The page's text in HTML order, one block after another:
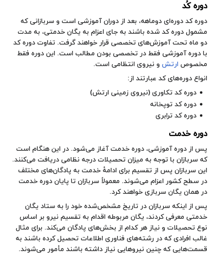
دوره کُد
دوره کد دوره‌ای دوماهه، بعد از دوران آموزشی است و سربازانی که
مشمول دوره کد شده باشند به جای اعزام به یگان خدمتی، به مدت
دو ماه تحت آموزش‌های تخصصی قرار خواهند گرفت. تفاوت دوره کد
با دوره آموزشی فقط در تخصصی بودن مطالب است. این دوره فقط
مخصوص ارتش و نیروی انتظامی است.
انواع دوره‌های کد عبارتند از:
دوره کد تکاوری (نیروی زمینی ارتش)
دوره کد توپخانه
دوره کد ترابری
دوره خدمت
پس از دوره آموزشی، دوره خدمت آغاز می‌شود. در این هنگام است
که سربازان با توجه به میزان تحصیلات درجه نظامی دریافت می‌کنند.
این سربازان پس از تقسیم برای ادامهٔ خدمت به پادگان‌های مختلف
در سطح کشور اعزام می‌شوند. معمولاً سربازان تا پایان دوره خدمت
در همان یگان سربازی خواهند کرد.
پس از اینکه سربازان در تاریخ مشخص‌شده خود را به ستاد یگان
خدمتی معرفی کردند، یگان مربوطه اقدام به تقسیم نیرو بر اساس
نوع تحصیلات و نیاز هر کدام از بخش‌های پادگان می‌کند. برای مثال
غالب افرادی که در رشته‌های فناوری اطلاعات تحصیل کرده باشند به
قسمت‌هایی که چنین نیروهایی نیاز داشته باشند مأمور می‌شوند.